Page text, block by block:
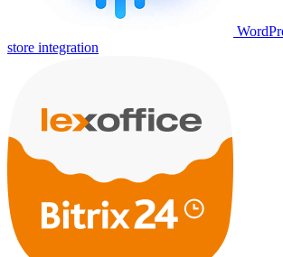
store integration